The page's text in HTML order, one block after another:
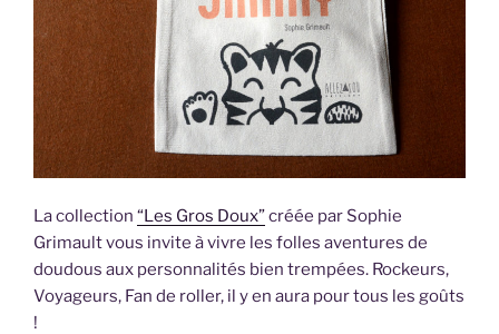
La collection “Les Gros Doux”créée par Sophie
Grimault vous invite à vivre les folles aventures de
doudous aux personnalités bien trempées. Rockeurs,
Voyageurs, Fan de roller, il y en aura pour tous les goûts
!